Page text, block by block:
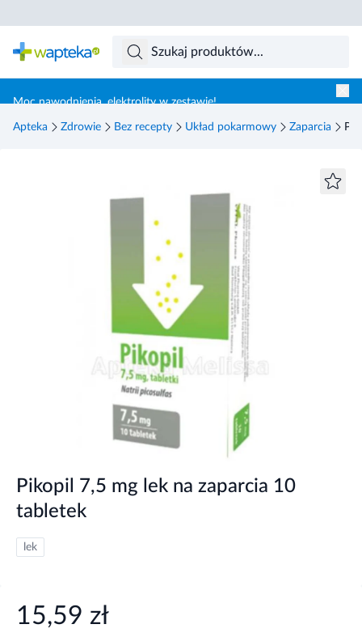
Moc nawodnienia, elektrolity w zestawie!
Apteka Zdrowie Bez recepty Układ pokarmowy Zaparcia
Pikopil 7,5 mg lek na zaparcia 10
tabletek
lek
15,59 zł